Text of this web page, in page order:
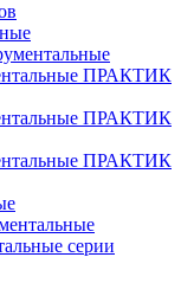
ПРАКТИК
ПРАКТИК
ПРАКТИК
серии